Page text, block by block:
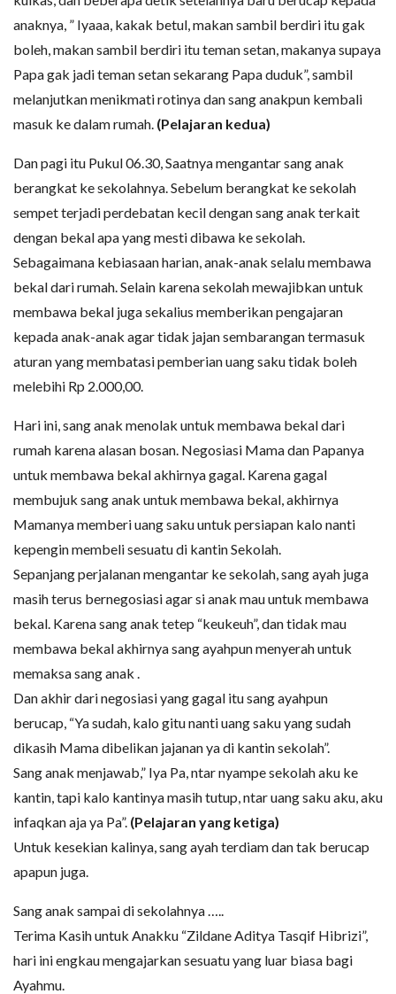
anaknya, ” Iyaaa, kakak betul, makan sambil berdiri itu gak
boleh, makan sambil berdiri itu teman setan, makanya supaya
Papa gak jadi teman setan sekarang Papa duduk”, sambil
melanjutkan menikmati rotinya dan sang anakpun kembali
masuk ke dalam rumah. (Pelajaran kedua)
Dan pagi itu Pukul 06.30, Saatnya mengantar sang anak
berangkat ke sekolahnya. Sebelum berangkat ke sekolah
sempet terjadi perdebatan kecil dengan sang anak terkait
dengan bekal apa yang mesti dibawa ke sekolah.
Sebagaimana kebiasaan harian, anak-anak selalu membawa
bekal dari rumah. Selain karena sekolah mewajibkan untuk
membawa bekal juga sekalius memberikan pengajaran
kepada anak-anak agar tidak jajan sembarangan termasuk
aturan yang membatasi pemberian uang saku tidak boleh
melebihi Rp 2.000,00.
Hari ini, sang anak menolak untuk membawa bekal dari
rumah karena alasan bosan. Negosiasi Mama dan Papanya
untuk membawa bekal akhirnya gagal. Karena gagal
membujuk sang anak untuk membawa bekal, akhirnya
Mamanya memberi uang saku untuk persiapan kalo nanti
kepengin membeli sesuatu di kantin Sekolah.
Sepanjang perjalanan mengantar ke sekolah, sang ayah juga
masih terus bernegosiasi agar si anak mau untuk membawa
bekal. Karena sang anak tetep “keukeuh”, dan tidak mau
membawa bekal akhirnya sang ayahpun menyerah untuk
memaksa sang anak .
Dan akhir dari negosiasi yang gagal itu sang ayahpun
berucap, “Ya sudah, kalo gitu nanti uang saku yang sudah
dikasih Mama dibelikan jajanan ya di kantin sekolah”.
Sang anak menjawab,” Iya Pa, ntar nyampe sekolah aku ke
kantin, tapi kalo kantinya masih tutup, ntar uang saku aku, aku
infaqkan aja ya Pa”. (Pelajaran yang ketiga)
Untuk kesekian kalinya, sang ayah terdiam dan tak berucap
apapun juga.
Sang anak sampai di sekolahnya …..
Terima Kasih untuk Anakku “Zildane Aditya Tasqif Hibrizi”,
hari ini engkau mengajarkan sesuatu yang luar biasa bagi
Ayahmu.